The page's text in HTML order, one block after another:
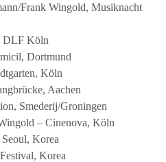
Frank Wingold, Musiknacht
DLF Köln
Dortmund
Köln
Aachen
Smederij/Groningen
– Cinenova, Köln
Korea
Korea